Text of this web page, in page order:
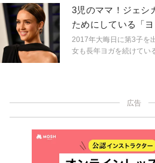
ことと同じ」そんなふう
開くヨガポーズがおす
を刺激できるの？」「な
由を紹介する。
3児のママ！ジェシ
ためにしている「
何？
2017年大晦日に第3子を
女も長年ヨガを続けてい
広告